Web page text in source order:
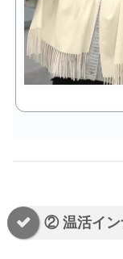
② 温活イン